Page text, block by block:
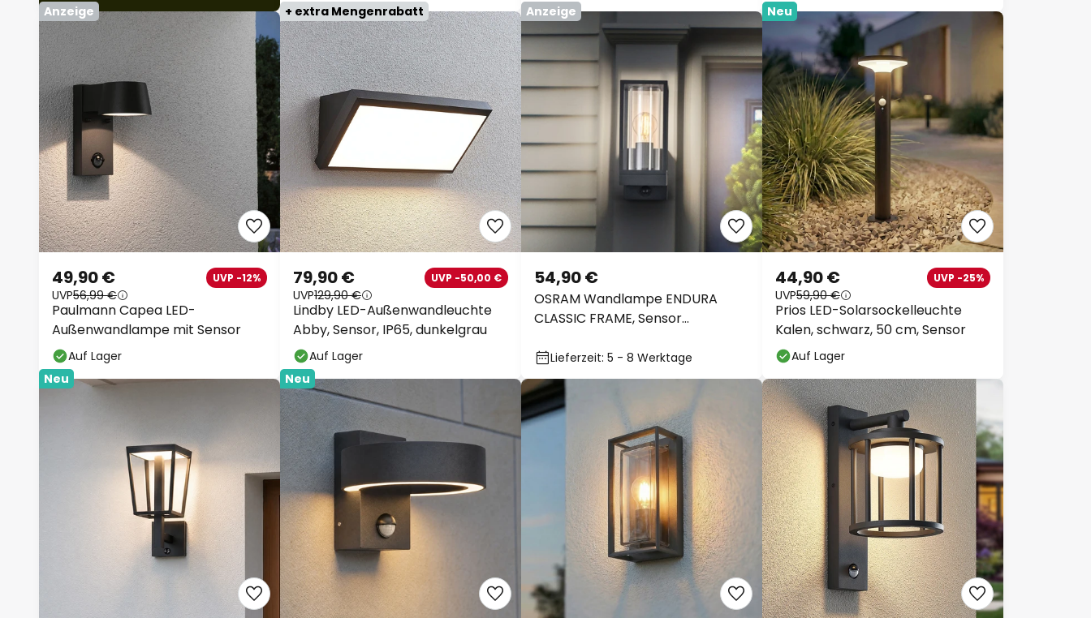
Anzeige
Paulmann Capea LED-
Außenwandlampe mit Sensor
49,90 € UVP -12%
UVP56,99 €
Auf Lager
+ extra Mengenrabatt
Lindby LED-Außenwandleuchte
Abby, Sensor, IP65, dunkelgrau
79,90 € UVP -50,00 €
UVP129,90 €
Auf Lager
Anzeige
OSRAM Wandlampe ENDURA
CLASSIC FRAME, Sensor
54,90 €
Lieferzeit: 5 - 8 Werktage
Neu
Prios LED-Solarsockelleuchte
Kalen, schwarz, 50 cm, Sensor
44,90 € UVP -25%
UVP59,90 €
Auf Lager
Neu
Neu